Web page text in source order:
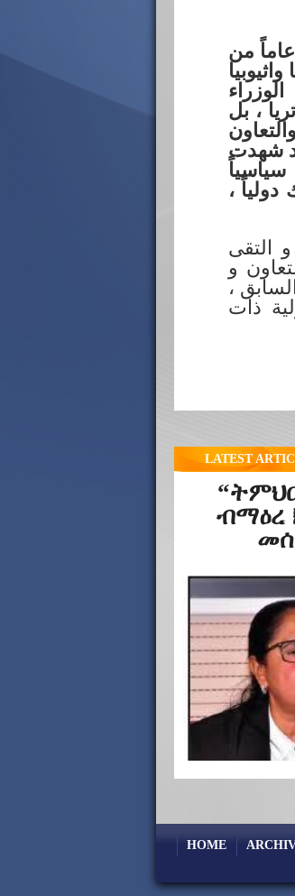
عاماً من
، بل
القرن الافريقي، كما انه كان في الربع الاخير من 2018 قد شهدت
،
التقى
و
،
ذات
LATEST
ብማዕረ
HOME